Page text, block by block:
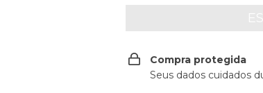
Compra protegida
Seus dados cuidados